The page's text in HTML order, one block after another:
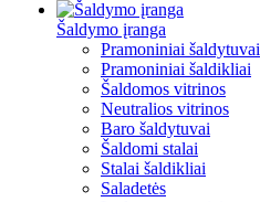
Šaldymo įranga
Pramoniniai šaldytuvai
Pramoniniai šaldikliai
Šaldomos vitrinos
Neutralios vitrinos
Baro šaldytuvai
Šaldomi stalai
Stalai šaldikliai
Saladetės